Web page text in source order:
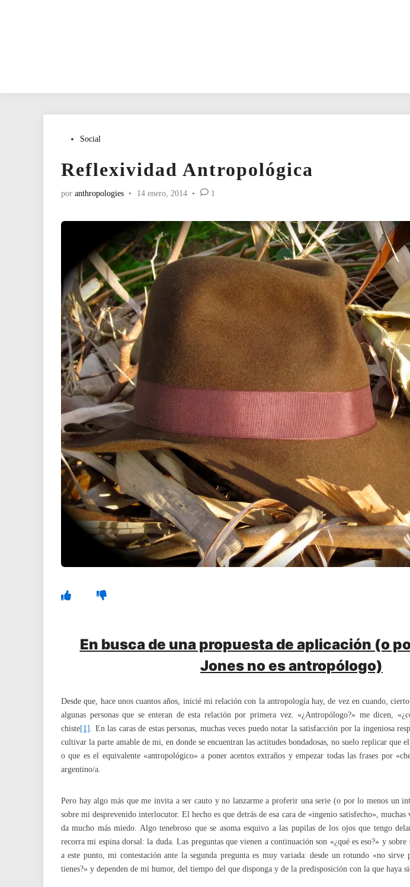
Publicado
Social
Reflexividad Antropológica
por anthropologies • 14 enero, 2014 • 1
En busca de una propuesta de aplicación (o
Jones no es antropólogo)
Desde que, hace unos cuantos años, inicié mi relación con la antropología hay, de vez en cuando,
algunas personas que se enteran de esta relación por primera vez. «¿Antropólogo?» me dicen,
chiste[1] . En las caras de estas personas, muchas veces puedo notar la satisfacción por la ingeniosa
cultivar la parte amable de mi, en donde se encuentran las actitudes bondadosas, no suelo replicar que
o que es el equivalente «antropológico» a poner acentos extraños y empezar todas las frases por
argentino/a.
Pero hay algo más que me invita a ser cauto y no lanzarme a proferir una serie (o por lo menos un
sobre mi desprevenido interlocutor. El hecho es que detrás de esa cara de «ingenio satisfecho»,
da mucho más miedo. Algo tenebroso que se asoma esquivo a las pupilas de los ojos que tengo
recorra mi espina dorsal: la duda. Las preguntas que vienen a continuación son «¿qué es eso?» y
a este punto, mi contestación ante la segunda pregunta es muy variada: desde un rotundo «no sirve
tienes?» y dependen de mi humor, del tiempo del que disponga y de la predisposición con la que haya